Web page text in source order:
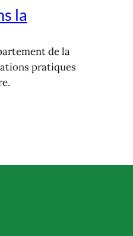
la
de la
pratiques